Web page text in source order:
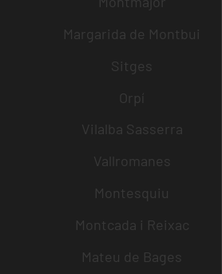
Margarida de Montbui
Sitges
Orpí
Vilalba Sasserra
Vallromanes
Montesquiu
Montcada i Reixac
Mateu de Bages